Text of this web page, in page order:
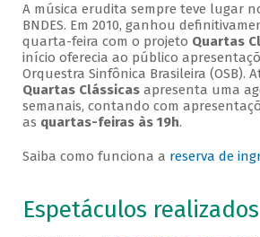
A música erudita sempre teve lugar
BNDES. Em 2010, ganhou
quarta-feira com o projeto Quartas
início oferecia ao público
Orquestra Sinfônica Brasileira (OSB).
Quartas Clássicasapresenta uma
semanais, contando com
as quartas-feiras às 19h.
Saiba como funciona a reserva de
Espetáculos realizados